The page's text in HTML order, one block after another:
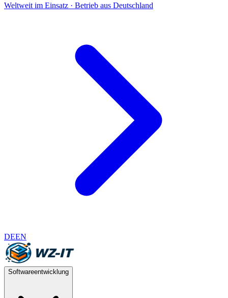
Weltweit im Einsatz · Betrieb aus Deutschland
DEEN
Softwareentwicklung